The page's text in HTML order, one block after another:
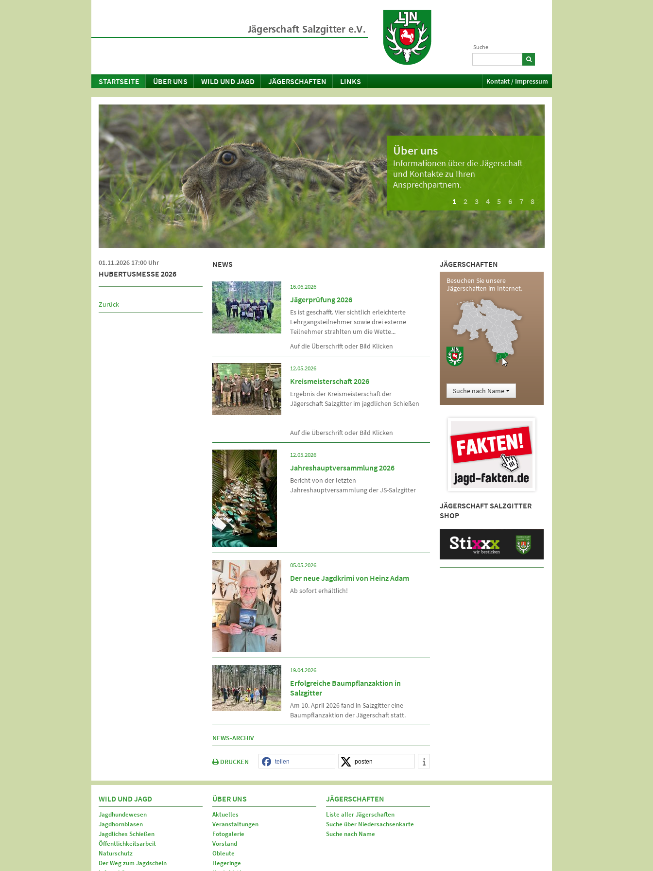
Suche
STARTSEITE ÜBER UNS WILD UND JAGD JÄGERSCHAFTEN LINKS Kontakt / Impressum
01.11.2026 17:00 Uhr
HUBERTUSMESSE 2026
Zurück
NEWS
16.06.2026
Jägerprüfung 2026
Es ist geschafft. Vier sichtlich erleichterte
Lehrgangsteilnehmer sowie drei externe
Teilnehmer strahlten um die Wette...
Auf die Überschrift oder Bild Klicken
12.05.2026
Kreismeisterschaft 2026
Ergebnis der Kreismeisterschaft der
Jägerschaft Salzgitter im jagdlichen Schießen
Auf die Überschrift oder Bild Klicken
12.05.2026
Jahreshauptversammlung 2026
Bericht von der letzten
Jahreshauptversammlung der JS-Salzgitter
05.05.2026
Der neue Jagdkrimi von Heinz Adam
Ab sofort erhältlich!
19.04.2026
Erfolgreiche Baumpflanzaktion in
Salzgitter
Am 10. April 2026 fand in Salzgitter eine
Baumpflanzaktion der Jägerschaft statt.
NEWS-ARCHIV
DRUCKEN teilen posten
JÄGERSCHAFTEN
Besuchen Sie unsere
Jägerschaften im Internet.
Suche nach Name
JÄGERSCHAFT SALZGITTER
SHOP
WILD UND JAGD
Jagdhundewesen
Jagdhornblasen
Jagdliches Schießen
Öffentlichkeitsarbeit
Naturschutz
Der Weg zum Jagdschein
ÜBER UNS
Aktuelles
Veranstaltungen
Fotogalerie
Vorstand
Obleute
Hegeringe
JÄGERSCHAFTEN
Liste aller Jägerschaften
Suche über Niedersachsenkarte
Suche nach Name